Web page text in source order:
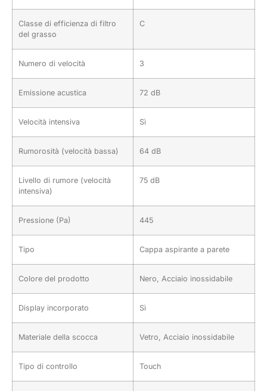
Classe di efficienza di filtro
del grasso
C
Numero di velocità 3
Emissione acustica 72 dB
Velocità intensiva Sì
Rumorosità (velocità bassa) 64 dB
Livello di rumore (velocità
intensiva)
75 dB
Pressione (Pa) 445
Tipo Cappa aspirante a parete
Colore del prodotto Nero, Acciaio inossidabile
Display incorporato Sì
Materiale della scocca Vetro, Acciaio inossidabile
Tipo di controllo Touch